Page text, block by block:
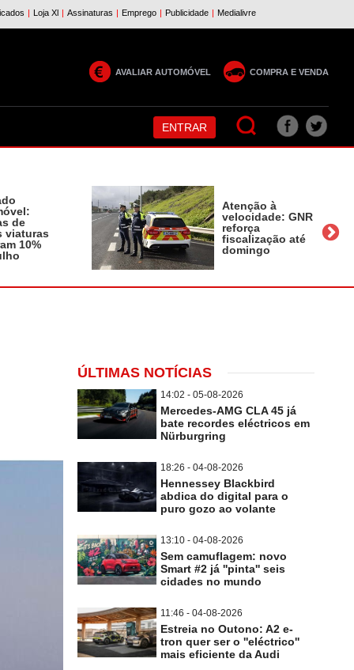
AVALIAR AUTOMÓVEL COMPRA E VENDA
ENTRAR
de
viaturas
10%
Atenção à
velocidade: GNR
reforça
fiscalização até
domingo
ÚLTIMAS NOTÍCIAS
14:02 - 05-08-2026
Mercedes-AMG CLA 45 já
bate recordes eléctricos em
Nürburgring
18:26 - 04-08-2026
Hennessey Blackbird
abdica do digital para o
puro gozo ao volante
13:10 - 04-08-2026
Sem camuflagem: novo
Smart #2 já ''pinta'' seis
cidades no mundo
11:46 - 04-08-2026
Estreia no Outono: A2 e-
tron quer ser o ''eléctrico''
mais eficiente da Audi